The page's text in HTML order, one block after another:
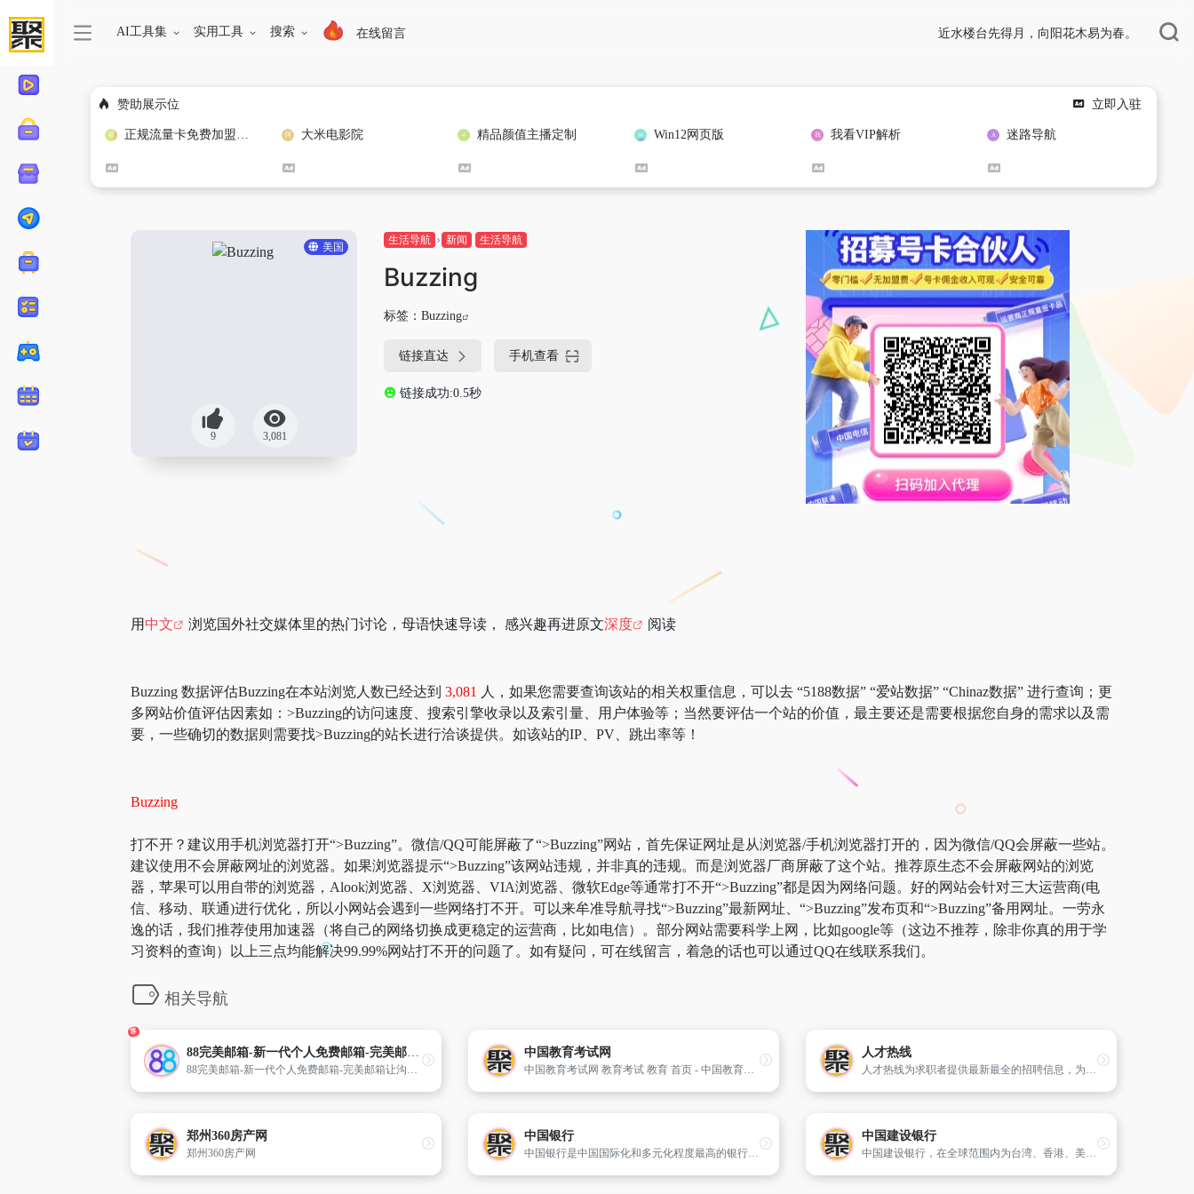
AI工具集 实用工具 搜索 在线留言 近水楼台先得月，向阳花木易为春。
赞助展示位 立即入驻
正规流量卡免费加盟合作 大米电影院 精品颜值主播定制 Win12网页版 我看VIP解析 迷路导航
美国
9 3,081
生活导航 新闻 生活导航
Buzzing
标签： Buzzing
链接直达 手机查看
链接成功:0.5秒
用 中文 浏览国外社交媒体里的热门讨论，母语快速导读， 感兴趣再进原文深度 阅读
Buzzing 数据评估Buzzing在本站浏览人数已经达到 3,081 人，如果您需要查询该站的相关权重信息，可以去 “5188数据” “爱站数据” “Chinaz数据” 进行查询；更
多网站价值评估因素如：>Buzzing的访问速度、搜索引擎收录以及索引量、用户体验等；当然要评估一个站的价值，最主要还是需要根据您自身的需求以及需
要，一些确切的数据则需要找>Buzzing的站长进行洽谈提供。如该站的IP、PV、跳出率等！
Buzzing
打不开？建议用手机浏览器打开“>Buzzing”。微信/QQ可能屏蔽了“>Buzzing”网站，首先保证网址是从浏览器/手机浏览器打开的，因为微信/QQ会屏蔽一些站。
建议使用不会屏蔽网址的浏览器。如果浏览器提示“>Buzzing”该网站违规，并非真的违规。而是浏览器厂商屏蔽了这个站。推荐原生态不会屏蔽网站的浏览
器，苹果可以用自带的浏览器，Alook浏览器、X浏览器、VIA浏览器、微软Edge等通常打不开“>Buzzing”都是因为网络问题。好的网站会针对三大运营商(电
信、移动、联通)进行优化，所以小网站会遇到一些网络打不开。可以来牟准导航寻找“>Buzzing”最新网址、“>Buzzing”发布页和“>Buzzing”备用网址。一劳永
逸的话，我们推荐使用加速器（将自己的网络切换成更稳定的运营商，比如电信）。部分网站需要科学上网，比如google等（这边不推荐，除非你真的用于学
习资料的查询）以上三点均能解决99.99%网站打不开的问题了。如有疑问，可在线留言，着急的话也可以通过QQ在线联系我们。
相关导航
荐
88完美邮箱-新一代个人免费邮箱-完美邮箱让沟通更正式更完美
88完美邮箱-新一代个人免费邮箱-完美邮箱让沟通更正式更完美
中国教育考试网
中国教育考试网 教育考试 教育 首页 - 中国教育考试网
人才热线
人才热线为求职者提供最新最全的招聘信息，为企业提供优质人才招聘、校园招聘、专场招聘、猎头等服务，是找工作、招聘首选人才网。
郑州360房产网
郑州360房产网
中国银行
中国银行是中国国际化和多元化程度最高的银行，在中国内地及六十多个国家和地区为客户提供全面的金融服务。主要经营商业银行业务：公司金融、个人金融和金融市场业务，并通过附属机构开展投资银行、保险、直接投资、投资管理、基金管理和飞机租赁业务。
中国建设银行
中国建设银行，在全球范围内为台湾、香港、美国、澳大利亚等国家或地区提供全面金融服务，主要经营公司银行业务、个人银行业务和资金业务，包括居民储蓄存款、信贷资金贷款、住房类贷款、外汇、信用卡，以及投资理财等多种业务。